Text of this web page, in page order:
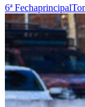
6ª Fechaprincipal